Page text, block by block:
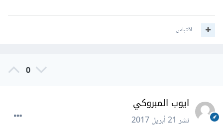
اقتباس
0
ايوب المبروكي
نشر21 أبريل 2017